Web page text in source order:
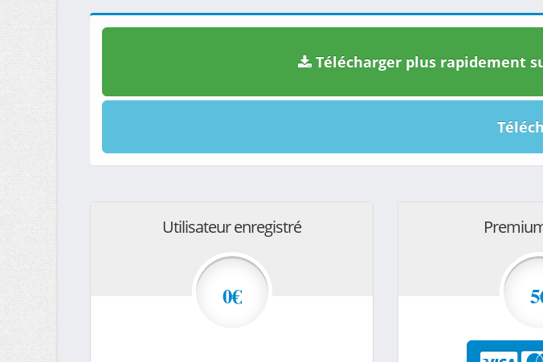
Télécharger plus rapidement
Utilisateur enregistré
0€